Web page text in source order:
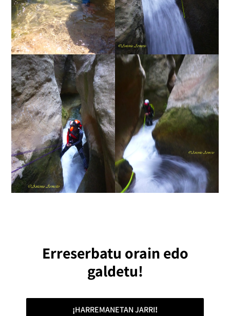
Erreserbatu orain edo
galdetu!
¡HARREMANETAN JARRI!